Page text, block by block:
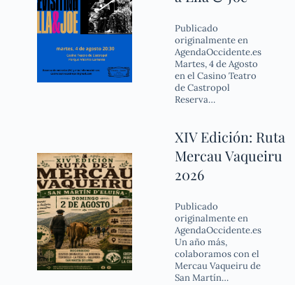
Publicado
originalmente en
AgendaOccidente.es
Martes, 4 de Agosto
en el Casino Teatro
de Castropol
Reserva…
XIV Edición: Ruta
Mercau Vaqueiru
2026
Publicado
originalmente en
AgendaOccidente.es
Un año más,
colaboramos con el
Mercau Vaqueiru de
San Martín…